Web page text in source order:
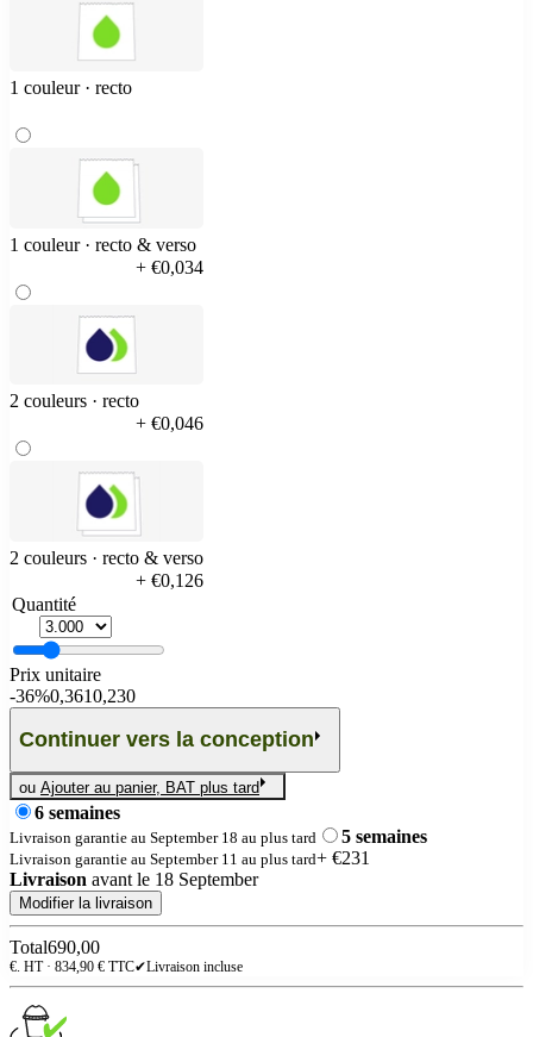
1 couleur · recto
1 couleur · recto & verso
+ €0,034
2 couleurs · recto
+ €0,046
2 couleurs · recto & verso
+ €0,126
Quantité
Prix unitaire
-36%0,3610,230
Continuer vers la conception
ou Ajouter au panier, BAT plus tard
6 semaines
Livraison garantie au September 18 au plus tard 5 semaines
Livraison garantie au September 11 au plus tard+ €231
Livraison avant le 18 September
Modifier la livraison
Total690,00
€. HT · 834,90 € TTC✔Livraison incluse